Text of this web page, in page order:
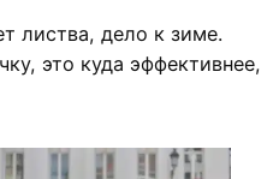
листва, дело к зиме.
это куда эффективнее,